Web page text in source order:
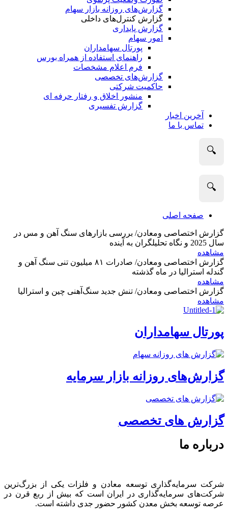
گزارش‌های روزانه بازار سهام
گزارش کنترل‌های داخلی
گزارش پایداری
امور سهام
پورتال سهامداران
راهنمای استفاده از همراه بورس
فرم اعلام مشخصات
گزارش‌های تخصصی
حاکمیت شرکتی
منشور اخلاق و رفتار حرفه­ ای
گزارش تفسیری
آخرین اخبار
تماس با ما
🔍
🔍
صفحه اصلی
گزارش اختصاصی ومعادن/ بررسی بازارهای سنگ آهن و مس در
سال 2025 و نگاه تحلیلگران به آینده
مشاهده
گزارش اختصاصی ومعادن/ صادرات ۸۱ میلیون تنی سنگ آهن و
گندله استرالیا در ماه گذشته
مشاهده
گزارش اختصاصی ومعادن/ تنش جدید سنگ‌آهنی چین و استرالیا
مشاهده
پورتال سهامداران
گزارش‌های روزانه بازار سرمایه
گزارش های تخصصی
درباره ما
شرکت سرمایه‌گذاری توسعه معادن و فلزات یکی از بزرگ‌ترین
شرکت‌های سرمایه‌گذاری در ایران است که بیش از ربع قرن در
عرصه توسعه بخش معدن کشور حضور جدی داشته است.